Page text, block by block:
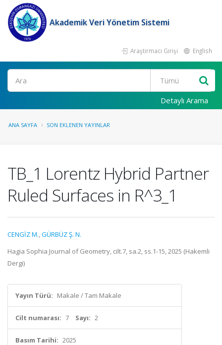
Akademik Veri Yönetim Sistemi
Araştırmacı Girişi English
Ara
Detaylı Arama
ANA SAYFA SON EKLENEN YAYINLAR
TB_1 Lorentz Hybrid Partner
Ruled Surfaces in R^3_1
CENGİZ M.,GÜRBÜZ Ş. N.
Hagia Sophia Journal of Geometry, cilt.7, sa.2, ss.1-15, 2025 (Hakemli
Dergi)
Yayın Türü: Makale / Tam Makale
Cilt numarası: 7 Sayı: 2
Basım Tarihi: 2025